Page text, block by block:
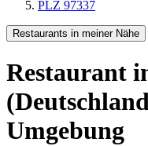
PLZ 97337
Restaurants in meiner Nähe
Restaurant
Umgebung